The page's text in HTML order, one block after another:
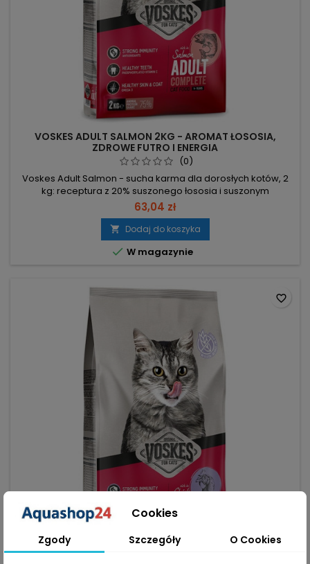
VOSKES ADULT SALMON 2KG - AROMAT ŁOSOSIA,
ZDROWE FUTRO I ENERGIA
(0)
Voskes Adult Salmon - sucha karma dla dorosłych kotów, 2
kg: receptura z 20% suszonego łososia i suszonym
kurczakiem dla wartościowego białka i kwasów
tłuszczowych. Olej rybny i Omega-3 – wspierają zdrową
skórę i lśniącą sierść. Prebiotyki, suszony kryl i zioła –
wspomagają trawienie i odporność. Tauryna – dla zdrowego
serca, wzroku i układu nerwowego....
63,04 zł
 Dodaj do koszyka
 W magazynie
favorite_border
Cookies
Zgody Szczegóły O Cookies